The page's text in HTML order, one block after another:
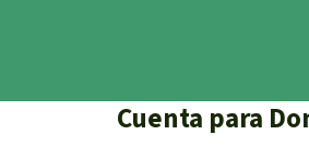
Cuenta para